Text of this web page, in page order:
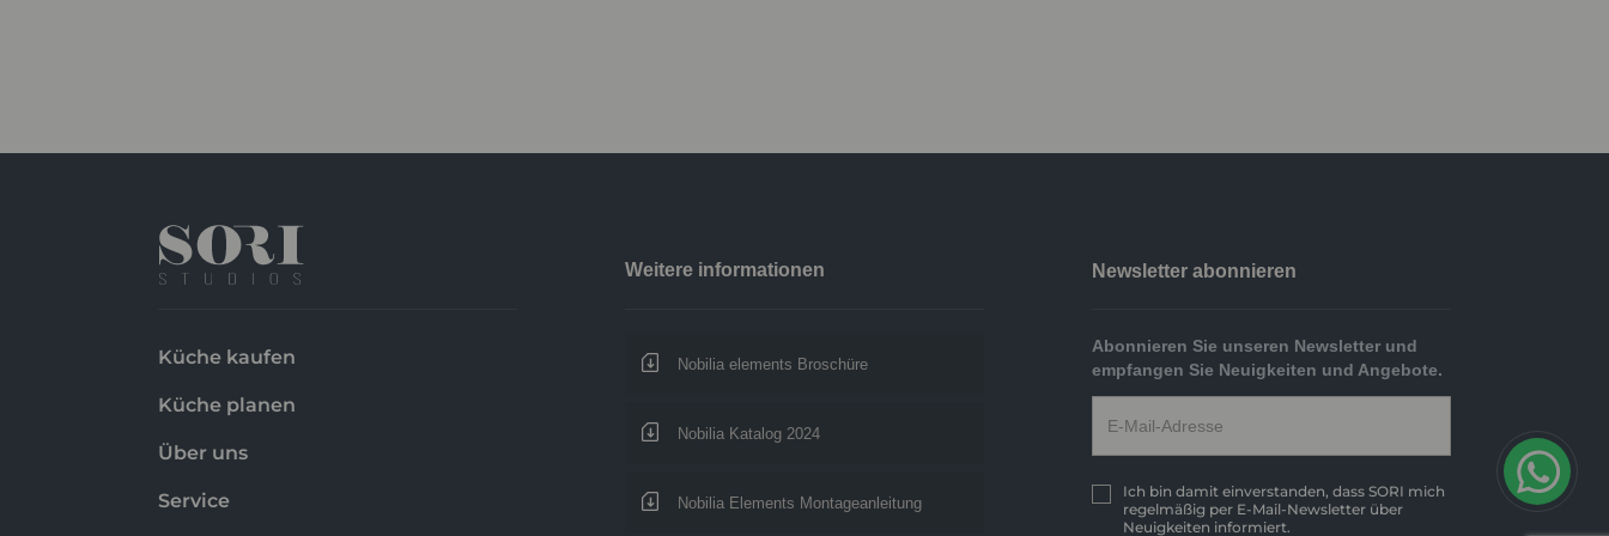
Küche kaufen
Küche planen
Über uns
Service
Weitere informationen
Nobilia elements Broschüre
Nobilia Katalog 2024
Nobilia Elements Montageanleitung
Newsletter abonnieren
Abonnieren Sie unseren Newsletter und
empfangen Sie Neuigkeiten und Angebote.
Ich bin damit einverstanden, dass SORI mich
regelmäßig per E-Mail-Newsletter über
Neuigkeiten informiert.